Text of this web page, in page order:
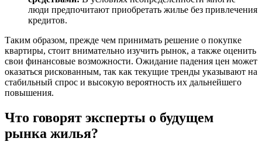
люди предпочитают приобретать жилье без привлечения
кредитов.
Таким образом, прежде чем принимать решение о покупке
квартиры, стоит внимательно изучить рынок, а также оценить
свои финансовые возможности. Ожидание падения цен может
оказаться рискованным, так как текущие тренды указывают на
стабильный спрос и высокую вероятность их дальнейшего
повышения.
Что говорят эксперты о будущем
рынка жилья?